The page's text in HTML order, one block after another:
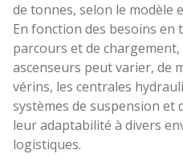
de tonnes, selon le modèle
En fonction des besoins en
parcours et de chargement,
ascenseurs peut varier, de
vérins, les centrales
systèmes de suspension et
leur adaptabilité à divers
logistiques.